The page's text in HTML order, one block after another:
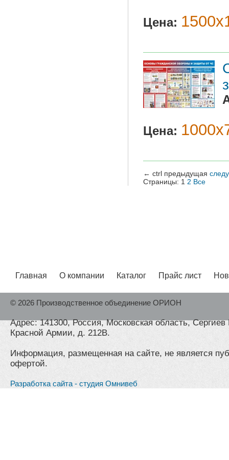
Цена:
Цена:
← ctrl предыдущая
Страницы: 1 2 Все
Главная О компании Каталог Прайс лист
© 2026 Производственное объединение ОРИОН
Адрес: 141300, Россия, Московская область,
Красной Армии, д. 212В.
Информация, размещенная на сайте, не является
офертой.
Разработка сайта - студия Омнивеб